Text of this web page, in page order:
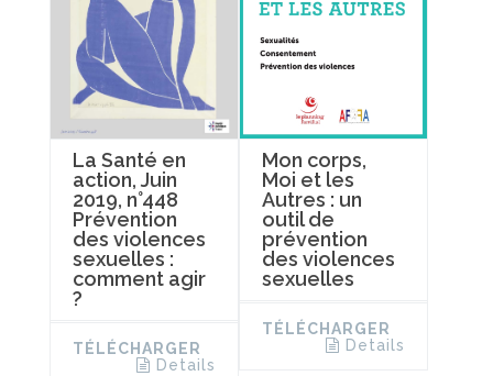
La Santé en
action, Juin
2019, n°448
Prévention
des violences
sexuelles :
comment agir
?
TÉLÉCHARGER
Details
Mon corps,
Moi et les
Autres : un
outil de
prévention
des violences
sexuelles
TÉLÉCHARGER
Details